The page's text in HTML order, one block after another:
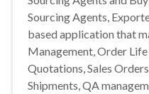
Sourcing Agents,
based application that
Management, Order
Quotations, Sales
Shipments, QA